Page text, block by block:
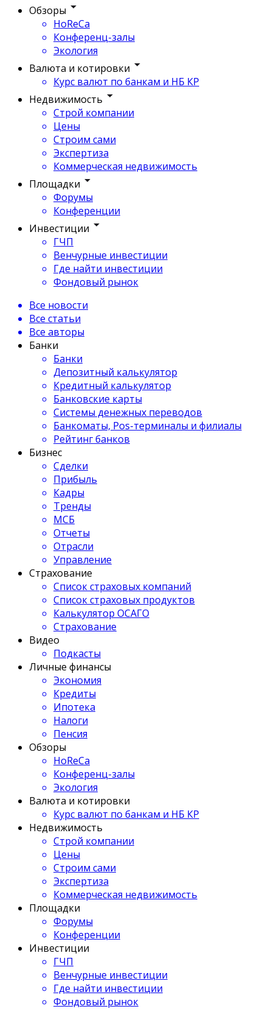
Обзоры
HoReCa
Конференц-залы
Экология
Валюта и котировки
Курс валют по банкам и НБ КР
Недвижимость
Строй компании
Цены
Строим сами
Экспертиза
Коммерческая недвижимость
Площадки
Форумы
Конференции
Инвестиции
ГЧП
Венчурные инвестиции
Где найти инвестиции
Фондовый рынок
Все новости
Все статьи
Все авторы
Банки
Банки
Депозитный калькулятор
Кредитный калькулятор
Банковские карты
Системы денежных переводов
Банкоматы, Pos-терминалы и филиалы
Рейтинг банков
Бизнес
Сделки
Прибыль
Кадры
Тренды
МСБ
Отчеты
Отрасли
Управление
Страхование
Список страховых компаний
Список страховых продуктов
Калькулятор ОСАГО
Страхование
Видео
Подкасты
Личные финансы
Экономия
Кредиты
Ипотека
Налоги
Пенсия
Обзоры
HoReCa
Конференц-залы
Экология
Валюта и котировки
Курс валют по банкам и НБ КР
Недвижимость
Строй компании
Цены
Строим сами
Экспертиза
Коммерческая недвижимость
Площадки
Форумы
Конференции
Инвестиции
ГЧП
Венчурные инвестиции
Где найти инвестиции
Фондовый рынок